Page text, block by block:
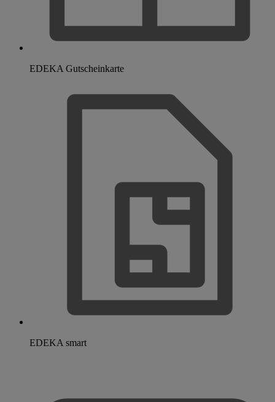
EDEKA Gutscheinkarte
EDEKA smart